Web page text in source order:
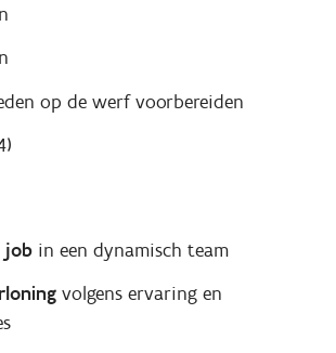
op de werf voorbereiden
jobin een dynamisch team
volgens ervaring en